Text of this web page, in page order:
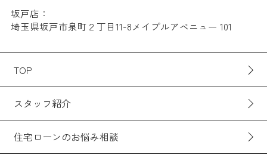
坂戸店：
埼玉県坂戸市泉町２丁目11-8メイプルアベニュー 101
TOP
スタッフ紹介
住宅ローンのお悩み相談